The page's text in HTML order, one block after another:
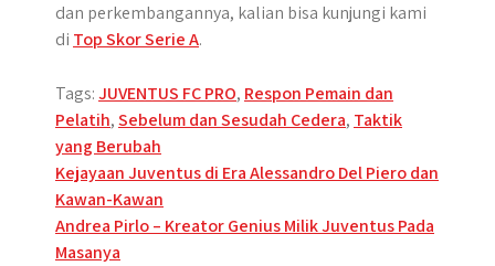
dan perkembangannya, kalian bisa kunjungi kami
di Top Skor Serie A.
Tags:JUVENTUS FC PRO, Respon Pemain dan
Pelatih,Sebelum dan Sesudah Cedera, Taktik
yang Berubah
Post
navigation
Kejayaan Juventus di Era Alessandro Del Piero dan
Kawan-Kawan
Andrea Pirlo – Kreator Genius Milik Juventus Pada
Masanya